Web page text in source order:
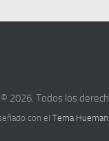
2026. Todos los
con elTema Hueman